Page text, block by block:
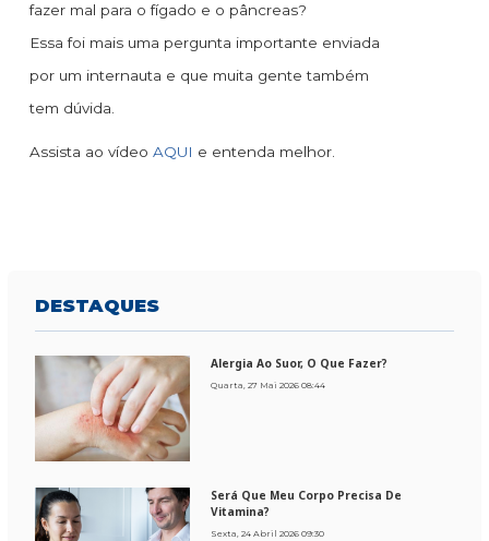
fazer mal para o fígado e o pâncreas?
Essa foi mais uma pergunta importante enviada
por um internauta e que muita gente também
tem dúvida.
Assista ao vídeo AQUI e entenda melhor.
DESTAQUES
Alergia Ao Suor, O Que Fazer?
Quarta, 27 Mai 2026 08:44
Será Que Meu Corpo Precisa De
Vitamina?
Sexta, 24 Abril 2026 09:30